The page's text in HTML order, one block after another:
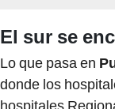
El sur se
Lo que pasa en
donde los
hospitales